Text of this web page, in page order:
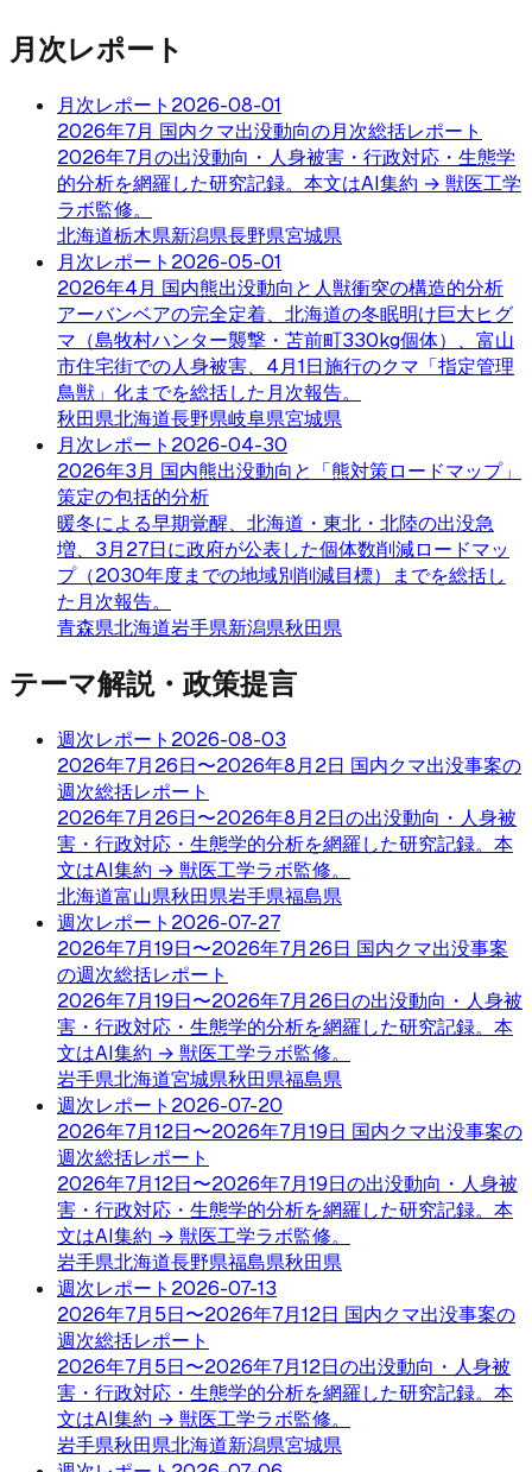
月次レポート
月次レポート 2026-08-01
2026年7月 国内クマ出没動向の月次総括レポート
2026年7月の出没動向・人身被害・行政対応・生態学
的分析を網羅した研究記録。本文はAI集約 → 獣医工学
ラボ監修。
北海道栃木県新潟県長野県宮城県
月次レポート 2026-05-01
2026年4月 国内熊出没動向と人獣衝突の構造的分析
アーバンベアの完全定着、北海道の冬眠明け巨大ヒグ
マ（島牧村ハンター襲撃・苫前町330kg個体）、富山
市住宅街での人身被害、4月1日施行のクマ「指定管理
鳥獣」化までを総括した月次報告。
秋田県北海道長野県岐阜県宮城県
月次レポート 2026-04-30
2026年3月 国内熊出没動向と「熊対策ロードマップ」
策定の包括的分析
暖冬による早期覚醒、北海道・東北・北陸の出没急
増、3月27日に政府が公表した個体数削減ロードマッ
プ（2030年度までの地域別削減目標）までを総括し
た月次報告。
青森県北海道岩手県新潟県秋田県
テーマ解説・政策提言
週次レポート 2026-08-03
2026年7月26日〜2026年8月2日 国内クマ出没事案の
週次総括レポート
2026年7月26日〜2026年8月2日の出没動向・人身被
害・行政対応・生態学的分析を網羅した研究記録。本
文はAI集約 → 獣医工学ラボ監修。
北海道富山県秋田県岩手県福島県
週次レポート 2026-07-27
2026年7月19日〜2026年7月26日 国内クマ出没事案
の週次総括レポート
2026年7月19日〜2026年7月26日の出没動向・人身被
害・行政対応・生態学的分析を網羅した研究記録。本
文はAI集約 → 獣医工学ラボ監修。
岩手県北海道宮城県秋田県福島県
週次レポート 2026-07-20
2026年7月12日〜2026年7月19日 国内クマ出没事案の
週次総括レポート
2026年7月12日〜2026年7月19日の出没動向・人身被
害・行政対応・生態学的分析を網羅した研究記録。本
文はAI集約 → 獣医工学ラボ監修。
岩手県北海道長野県福島県秋田県
週次レポート 2026-07-13
2026年7月5日〜2026年7月12日 国内クマ出没事案の
週次総括レポート
2026年7月5日〜2026年7月12日の出没動向・人身被
害・行政対応・生態学的分析を網羅した研究記録。本
文はAI集約 → 獣医工学ラボ監修。
岩手県秋田県北海道新潟県宮城県